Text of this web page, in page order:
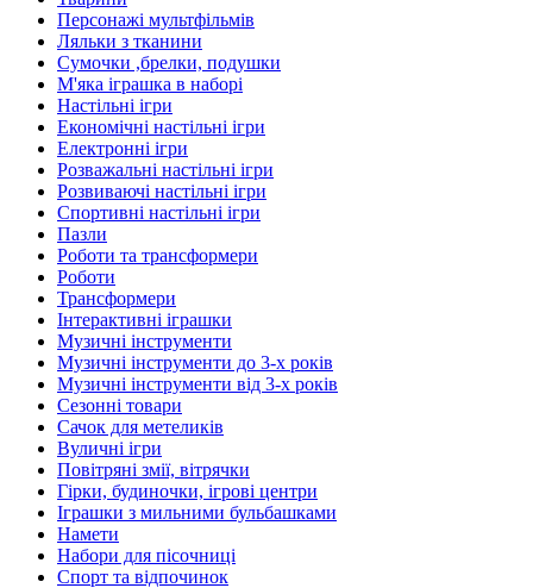
Персонажі мультфільмів
Ляльки з тканини
Сумочки ,брелки, подушки
М'яка іграшка в наборі
Настільні ігри
Економічні настільні ігри
Електронні ігри
Розважальні настільні ігри
Розвиваючі настільні ігри
Спортивні настільні ігри
Пазли
Роботи та трансформери
Роботи
Трансформери
Інтерактивні іграшки
Музичні інструменти
Музичні інструменти до 3-х років
Музичні інструменти від 3-х років
Сезонні товари
Сачок для метеликів
Вуличні ігри
Повітряні змії, вітрячки
Гірки, будиночки, ігрові центри
Іграшки з мильними бульбашками
Намети
Набори для пісочниці
Спорт та відпочинок